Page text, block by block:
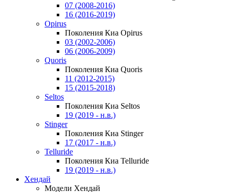
07 (2008-2016)
16 (2016-2019)
Opirus
Поколения Киа Opirus
03 (2002-2006)
06 (2006-2009)
Quoris
Поколения Киа Quoris
11 (2012-2015)
15 (2015-2018)
Seltos
Поколения Киа Seltos
19 (2019 - н.в.)
Stinger
Поколения Киа Stinger
17 (2017 - н.в.)
Telluride
Поколения Киа Telluride
19 (2019 - н.в.)
Хендай
Модели Хендай